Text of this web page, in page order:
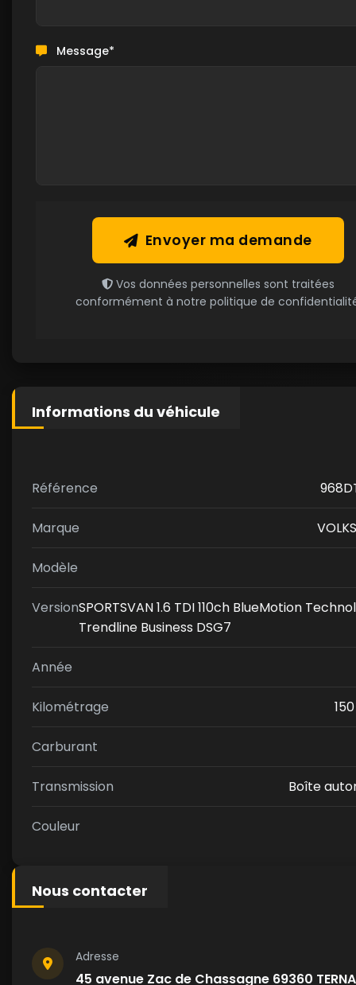
Message*
Envoyer ma demande
Vos données personnelles sont traitées
conformément à notre politique de
Informations du véhicule
Référence
Marque
Modèle
VersionSPORTSVAN 1.6 TDI 110ch BlueMotion
Trendline Business DSG7
Année
Kilométrage
Carburant
Transmission Boîte
Couleur
Nous contacter
Adresse
45 avenue Zac de Chassagne 69360